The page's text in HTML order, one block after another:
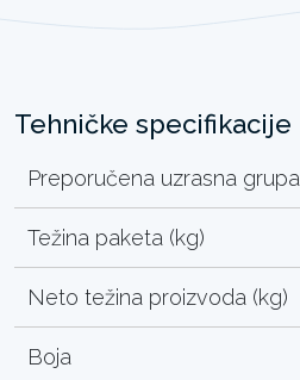
Tehničke specifikacije
Preporučena uzrasna grupa
Težina paketa (kg)
Neto težina proizvoda (kg)
Boja